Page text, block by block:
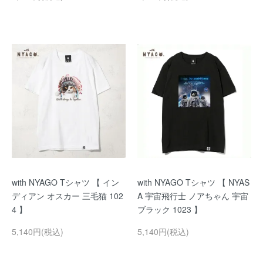
with NYAGO Tシャツ 【 イン
ディアン オスカー 三毛猫 102
4 】
5,140円(税込)
with NYAGO Tシャツ 【 NYAS
A 宇宙飛行士 ノアちゃん 宇宙
ブラック 1023 】
5,140円(税込)